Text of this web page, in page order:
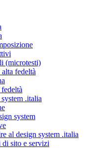
(microtesti)
fedeltà
.italia
system
al design system .italia
sito e servizi